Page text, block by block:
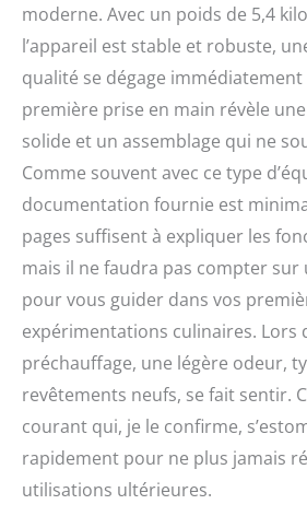
les
en famille
facile à
tactile
dispose
cuisson
compris
poulet, le
degrés
contre la
FAVORIS
MOINS
facilement
avec 99,5
moins
par
d'une
moderne. Avec un poids de 5,4
l’appareil est stable et robuste,
qualité se dégage
première prise en main révèle
solide et un assemblage qui ne
Comme souvent avec ce type
documentation fournie est
pages suffisent à expliquer les
mais il ne faudra pas compter sur
pour vous guider dans vos
expérimentations culinaires. Lors
préchauffage, une légère odeur,
revêtements neufs, se fait sentir.
courant qui, je le confirme,
rapidement pour ne plus jamais
utilisations ultérieures.